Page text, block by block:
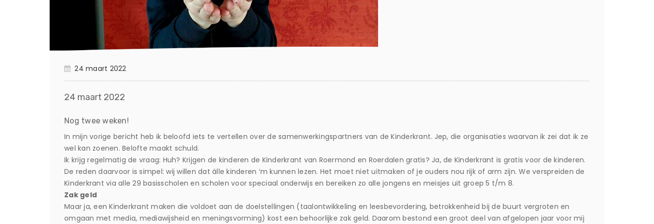
24 maart 2022
24 maart 2022
Nog twee weken!
In mijn vorige bericht heb ik beloofd iets te vertellen over de samenwerkingspartners van de Kinderkrant. Jep, die organisaties waarvan ik zei dat ik ze
wel kan zoenen. Belofte maakt schuld.
Ik krijg regelmatig de vraag: Huh? Krijgen de kinderen de Kinderkrant van Roermond en Roerdalen gratis? Ja, de Kinderkrant is gratis voor de kinderen.
De reden daarvoor is simpel: wij willen dat álle kinderen ‘m kunnen lezen. Het moet niet uitmaken of je ouders nou rijk of arm zijn. We verspreiden de
Kinderkrant via alle 29 basisscholen en scholen voor speciaal onderwijs en bereiken zo alle jongens en meisjes uit groep 5 t/m 8.
Zak geld
Maar ja, een Kinderkrant maken die voldoet aan de doelstellingen (taalontwikkeling en leesbevordering, betrokkenheid bij de buurt vergroten en
omgaan met media, mediawijsheid en meningsvorming) kost een behoorlijke zak geld. Daarom bestond een groot deel van afgelopen jaar voor mij